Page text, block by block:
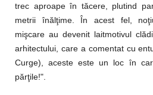
trec aproape în tăcere, plutind
metrii înălţime. În acest fel,
mişcare au devenit laitmotivul
arhitectului, care a comentat cu
Curge), aceste este un loc în
părţile!".